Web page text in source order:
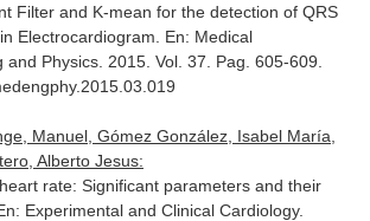
Filter and K-mean for the detection of QRS
Electrocardiogram. En: Medical
and Physics. 2015. Vol. 37. Pag. 605-609.
Manuel, Gómez González, Isabel María,
Alberto Jesus:
rate: Significant parameters and their
Experimental and Clinical Cardiology.